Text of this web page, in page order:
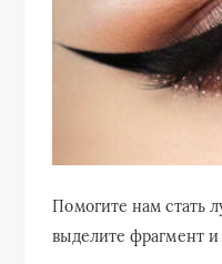
Помогите нам стать
выделите фрагмент